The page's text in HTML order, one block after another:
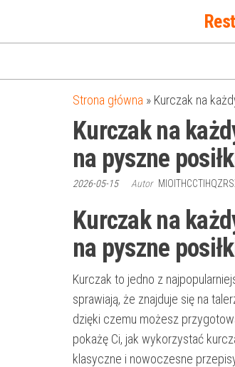
Strona główna » Kurczak na
Kurczak na
na pyszne
2026-05-15 Autor
Kurczak na
na pyszne
Kurczak to jedno z
sprawiają, że znajduje się na
dzięki czemu możesz
pokażę Ci, jak wykorzystać
klasyczne i nowoczesne